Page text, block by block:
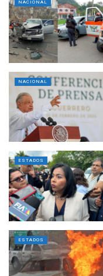
NACIONAL
NACIONAL
ESTADOS
ESTADOS